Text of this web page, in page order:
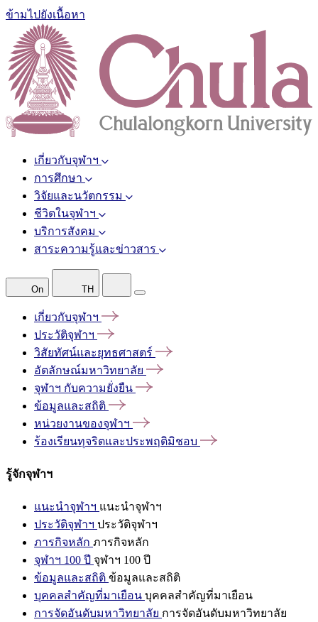
ข้ามไปยังเนื้อหา
เกี่ยวกับจุฬาฯ
การศึกษา
วิจัยและนวัตกรรม
ชีวิตในจุฬาฯ
บริการสังคม
สาระความรู้และข่าวสาร
On TH
เกี่ยวกับจุฬาฯ
ประวัติจุฬาฯ
วิสัยทัศน์และยุทธศาสตร์
อัตลักษณ์มหาวิทยาลัย
จุฬาฯ กับความยั่งยืน
ข้อมูลและสถิติ
หน่วยงานของจุฬาฯ
ร้องเรียนทุจริตและประพฤติมิชอบ
รู้จักจุฬาฯ
แนะนำจุฬาฯ แนะนำจุฬาฯ
ประวัติจุฬาฯ ประวัติจุฬาฯ
ภารกิจหลัก ภารกิจหลัก
จุฬาฯ 100 ปี จุฬาฯ 100 ปี
ข้อมูลและสถิติ ข้อมูลและสถิติ
บุคคลสำคัญที่มาเยือน บุคคลสำคัญที่มาเยือน
การจัดอันดับมหาวิทยาลัย การจัดอันดับมหาวิทยาลัย